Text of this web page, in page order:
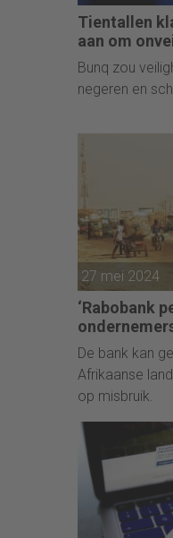
Tientallen
aan om
Bunq zou
negeren en
27 mei 2024
‘Rabobank
De bank kan
Afrikaanse
op misbruik.